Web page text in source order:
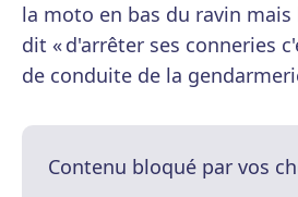
la moto en bas du ravin
dit « d'arrêter ses conneries
de conduite de la
Contenu bloqué par vos